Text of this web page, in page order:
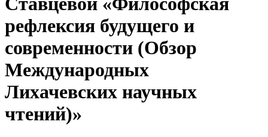
рефлексия будущего и
современности (Обзор
Международных
Лихачевских научных
чтений)»